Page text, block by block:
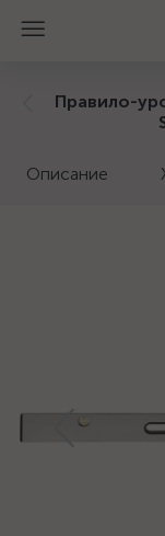
Правило-
Описание